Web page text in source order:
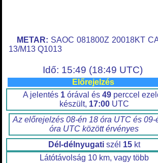
METAR: SAOC 081800Z 20018KT
13/M13 Q1013
Idő: 15:49 (18:49 UTC)
Előrejelzés
A jelentés 1órával és 49perccel
készült, 17:00UTC
Az előrejelzés 08-én 18 óra UTC és 09-
óra UTC között érvényes
Dél-délnyugatiszél 15kt
Látótávolság 10 km, vagy több